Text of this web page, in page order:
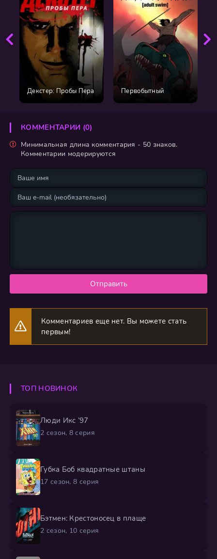
Декстер: Пробы Пера Первобытный
КОММЕНТАРИИ (0)
Минимальная длина комментария - 50 знаков.
Комментарии модерируются
Отправить
Комментариев еще нет. Вы можете стать
первым!
ТОП НОВИНОК
Люди Икс ’97
2 сезон, 8 серия
Губка Боб квадратные штаны
17 сезон, 8 серия
Бэтмен: Крестоносец в плаще
2 сезон, 10 серия